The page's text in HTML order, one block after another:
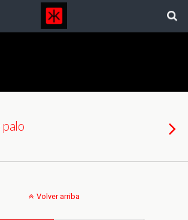
Volver arriba